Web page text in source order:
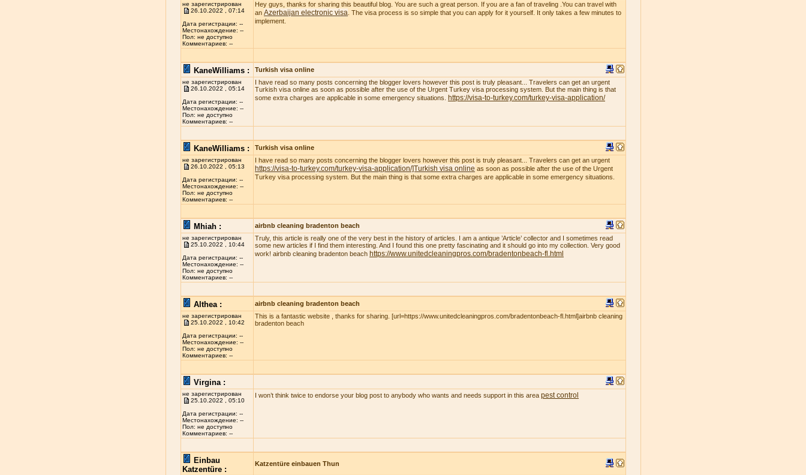
не зарегистрирован
26.10.2022 , 07:14
Дата регистрации: --
Местонахождение: --
Пол: не доступно
Комментариев: --
Hey guys, thanks for sharing this beautiful blog. You are such a great person. If you are a fan of traveling .You can travel with
an Azerbaijan electronic visa . The visa process is so simple that you can apply for it yourself. It only takes a few minutes to
implement.
KaneWilliams : Turkish visa online
не зарегистрирован
26.10.2022 , 05:14
Дата регистрации: --
Местонахождение: --
Пол: не доступно
Комментариев: --
I have read so many posts concerning the blogger lovers however this post is truly pleasant... Travelers can get an urgent
Turkish visa online as soon as possible after the use of the Urgent Turkey visa processing system. But the main thing is that
some extra charges are applicable in some emergency situations.
https://visa-to-turkey.com/turkey-visa-application/
KaneWilliams : Turkish visa online
не зарегистрирован
26.10.2022 , 05:13
Дата регистрации: --
Местонахождение: --
Пол: не доступно
Комментариев: --
I have read so many posts concerning the blogger lovers however this post is truly pleasant... Travelers can get an urgent
https://visa-to-turkey.com/turkey-visa-application/]Turkish visa online as soon as possible after the use of the Urgent
Turkey visa processing system. But the main thing is that some extra charges are applicable in some emergency situations.
Mhiah : airbnb cleaning bradenton beach
не зарегистрирован
25.10.2022 , 10:44
Дата регистрации: --
Местонахождение: --
Пол: не доступно
Комментариев: --
Truly, this article is really one of the very best in the history of articles. I am a antique ’Article’ collector and I sometimes read
some new articles if I find them interesting. And I found this one pretty fascinating and it should go into my collection. Very good
work! airbnb cleaning bradenton beach https://www.unitedcleaningpros.com/bradentonbeach-fl.html
Althea : airbnb cleaning bradenton beach
не зарегистрирован
25.10.2022 , 10:42
Дата регистрации: --
Местонахождение: --
Пол: не доступно
Комментариев: --
This is a fantastic website , thanks for sharing. [url=https://www.unitedcleaningpros.com/bradentonbeach-fl.html]airbnb cleaning
bradenton beach
Virgina :
не зарегистрирован
25.10.2022 , 05:10
Дата регистрации: --
Местонахождение: --
Пол: не доступно
Комментариев: --
I won’t think twice to endorse your blog post to anybody who wants and needs support in this area pest control
Einbau
Katzentüre :
Katzentüre einbauen Thun